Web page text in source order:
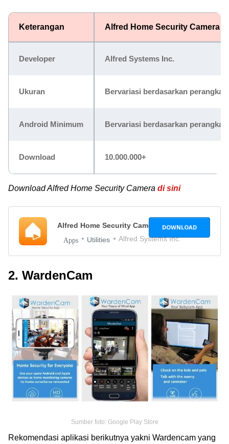
Keterangan Alfred Home Security Camera
Developer Alfred Systems Inc.
Ukuran Bervariasi berdasarkan perangkat
Android Minimum Bervariasi berdasarkan perangkat
Download 10.000.000+
Download Alfred Home Security Camera di sini
Alfred Home Security Camera Latest Version
Apps Utilities Alfred Systems Inc.
DOWNLOAD
2. WardenCam
Sumber foto: Google Play Store
Rekomendasi aplikasi berikutnya yakni Wardencam yang